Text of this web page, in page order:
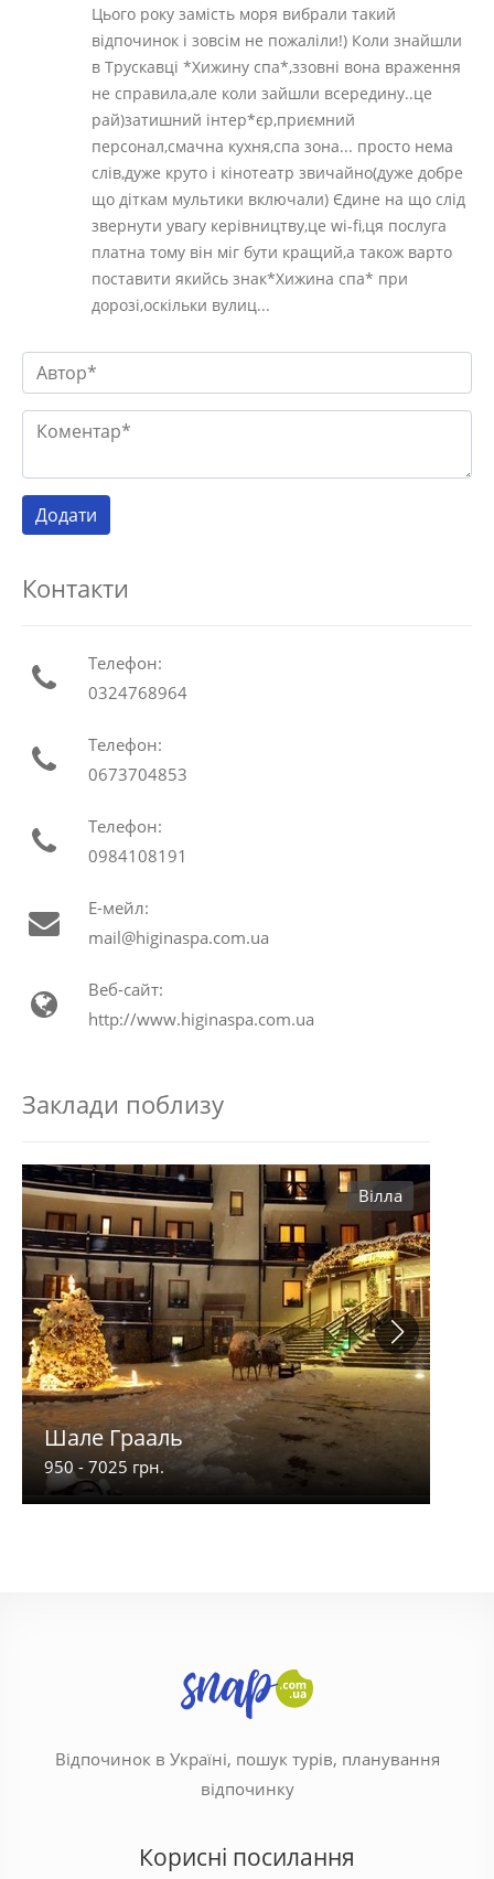
Цього року замість моря вибрали такий
відпочинок і зовсім не пожаліли!) Коли знайшли
в Трускавці *Хижину спа*,ззовні вона враження
не справила,але коли зайшли всередину..це
рай)затишний інтер*єр,приємний
персонал,смачна кухня,спа зона... просто нема
слів,дуже круто і кінотеатр звичайно(дуже добре
що діткам мультики включали) Єдине на що слід
звернути увагу керівництву,це wi-fi,ця послуга
платна тому він міг бути кращий,а також варто
поставити якийсь знак*Хижина спа* при
дорозі,оскільки вулиц...
Контакти
Телефон:
0324768964
Телефон:
0673704853
Телефон:
0984108191
Е-мейл:
mail@higinaspa.com.ua
Веб-сайт:
http://www.higinaspa.com.ua
Заклади поблизу
Вілла
Шале Грааль
950 - 7025 грн.
Відпочинок в Україні, пошук турів, планування
відпочинку
Корисні посилання